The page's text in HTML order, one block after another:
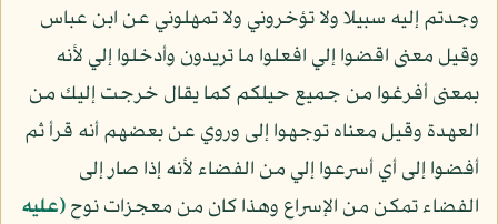
وجدتم إليه سبيلا ولا تؤخروني ولا تمهلوني عن ابن عباس
وقيل معنى اقضوا إلي افعلوا ما تريدون وأدخلوا إلي لأنه
بمعنى أفرغوا من جميع حيلكم كما يقال خرجت إليك من
العهدة وقيل معناه توجهوا إلى وروي عن بعضهم أنه قرأ ثم
أفضوا إلى أي أسرعوا إلي من الفضاء لأنه إذا صار إلى
الفضاء تمكن من الإسراع وهذا كان من معجزات نوح(عليه